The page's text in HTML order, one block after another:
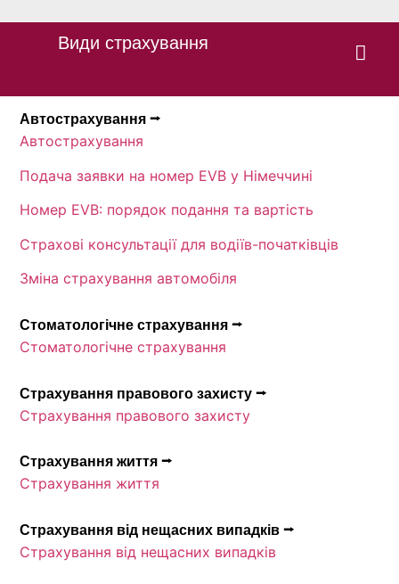
Види страхування
Автострахування ⭢
Автострахування
Подача заявки на номер EVB у Німеччині
Номер EVB: порядок подання та вартість
Страхові консультації для водіїв-початківців
Зміна страхування автомобіля
Стоматологічне страхування ⭢
Стоматологічне страхування
Страхування правового захисту ⭢
Страхування правового захисту
Страхування життя ⭢
Страхування життя
Страхування від нещасних випадків ⭢
Страхування від нещасних випадків